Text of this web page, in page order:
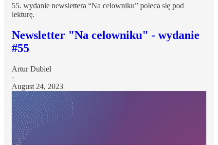
55. wydanie newslettera “Na celowniku” poleca się pod
lekturę.
Newsletter "Na celowniku" - wydanie
#55
Artur Dubiel
·
August 24, 2023